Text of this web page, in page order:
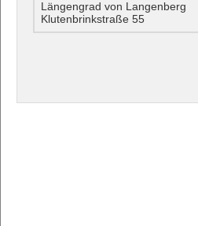
Längengrad von Langenberg
Klutenbrinkstraße 55